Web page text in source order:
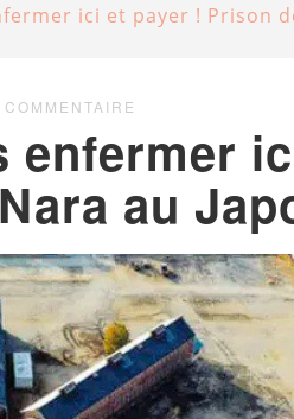
ici et payer ! Prison
enfermer
au